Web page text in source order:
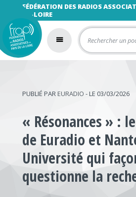
FÉDÉRATION DES RADIOS
LA-LOIRE
PUBLIÉ PAR EURADIO - LE 03/03/2026
« Résonances » :
de Euradio et
Université qui
questionne la